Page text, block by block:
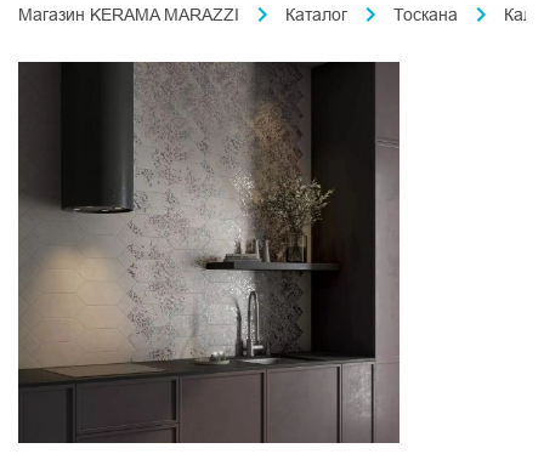
Магазин KERAMA MARAZZI Каталог Тоскана